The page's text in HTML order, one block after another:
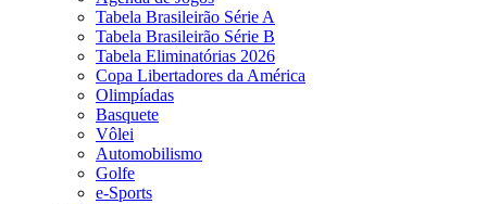
Tabela Brasileirão Série A
Tabela Brasileirão Série B
Tabela Eliminatórias 2026
Copa Libertadores da América
Olimpíadas
Basquete
Vôlei
Automobilismo
Golfe
e-Sports